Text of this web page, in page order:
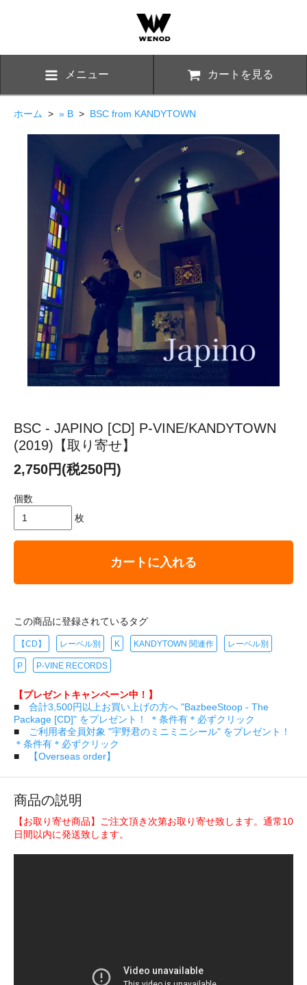
メニュー カートを見る
ホーム > » B > BSC from KANDYTOWN
BSC - JAPINO [CD] P-VINE/KANDYTOWN
(2019)【取り寄せ】
2,750円(税250円)
個数
枚
カートに入れる
この商品に登録されているタグ
【CD】 レーベル別 K KANDYTOWN 関連作 レーベル別
P P-VINE RECORDS
【プレゼントキャンペーン中！】
■ 合計3,500円以上お買い上げの方へ "BazbeeStoop - The
Package [CD]" をプレゼント！ ＊条件有＊必ずクリック
■
ご利用者全員対象 "宇野君のミニミニシール" をプレゼント！
＊条件有＊必ずクリック
■
【Overseas order】
商品の説明
【お取り寄せ商品】ご注文頂き次第お取り寄せ致します。通常10
日間以内に発送致します。